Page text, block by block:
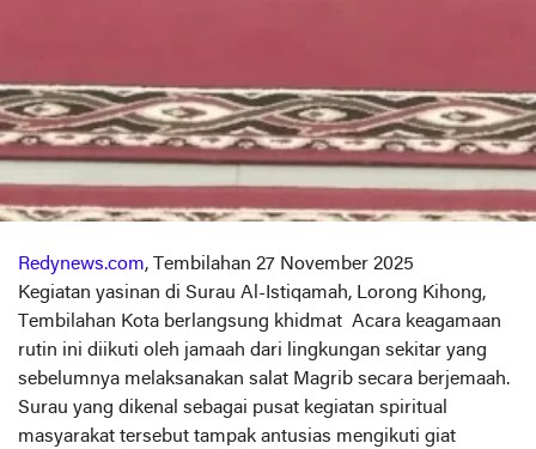
Redynews.com, Tembilahan 27 November 2025
Kegiatan yasinan di Surau Al-Istiqamah, Lorong Kihong,
Tembilahan Kota berlangsung khidmat Acara keagamaan
rutin ini diikuti oleh jamaah dari lingkungan sekitar yang
sebelumnya melaksanakan salat Magrib secara berjemaah.
Surau yang dikenal sebagai pusat kegiatan spiritual
masyarakat tersebut tampak antusias mengikuti giat